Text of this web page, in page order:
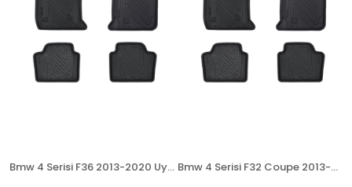
Bmw 4 Serisi F36 2013-2020 Uyumlu 4D Havuzlu Paspas Takımı NaturForcer Bmw 4 Serisi F32 Coupe 2013-2020 Uyumlu 4D Havuzlu Paspas Takımı NaturForcer